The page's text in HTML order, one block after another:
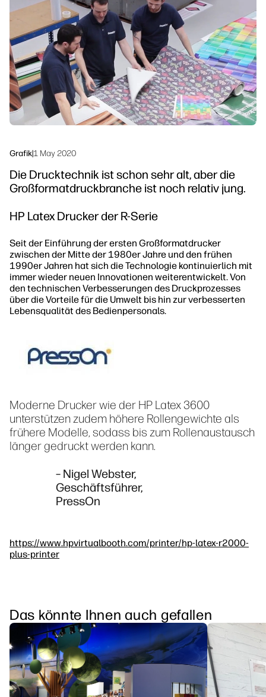
Workflow-Lösungen
Nachhaltigkeit
Grafik|1 May 2020
Die Drucktechnik ist schon sehr alt, aber die
Großformatdruckbranche ist noch relativ jung.
HP Latex Drucker der R-Serie
Seit der Einführung der ersten Großformatdrucker
zwischen der Mitte der 1980er Jahre und den frühen
1990er Jahren hat sich die Technologie kontinuierlich mit
immer wieder neuen Innovationen weiterentwickelt. Von
den technischen Verbesserungen des Druckprozesses
über die Vorteile für die Umwelt bis hin zur verbesserten
Lebensqualität des Bedienpersonals.
Moderne Drucker wie der HP Latex 3600
unterstützen zudem höhere Rollengewichte als
frühere Modelle, sodass bis zum Rollenaustausch
länger gedruckt werden kann.
– Nigel Webster,
Geschäftsführer,
PressOn
https://www.hpvirtualbooth.com/printer/hp-latex-r2000-
plus-printer
Das könnte Ihnen auch gefallen